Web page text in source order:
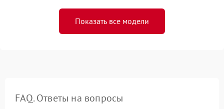
Показать все модели
FAQ. Ответы на вопросы